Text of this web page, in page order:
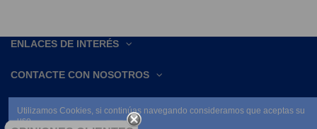
ENLACES DE INTERÉS
CONTACTE CON NOSOTROS
Utilizamos Cookies, si continúas navegando consideramos que aceptas su
uso.